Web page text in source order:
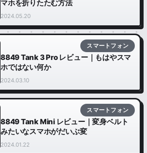
マホを折りたたむ方法
2024.05.20
スマートフォン
8849 Tank 3 Pro レビュー｜もはやスマ
ホではない何か
2024.03.10
スマートフォン
8849 Tank Mini レビュー｜変身ベルト
みたいなスマホがだいぶ変
2024.01.22